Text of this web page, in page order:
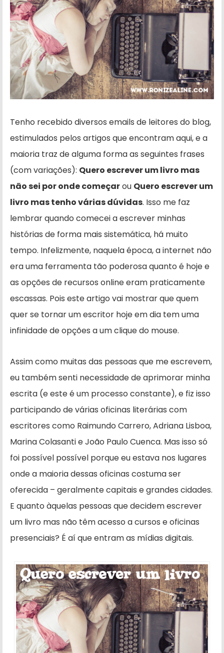
Tenho recebido diversos emails de leitores do blog,
estimulados pelos artigos que encontram aqui, e a
maioria traz de alguma forma as seguintes frases
(com variações): Quero escrever um livro mas
não sei por onde começarou Quero escrever um
livro mas tenho várias dúvidas. Isso me faz
lembrar quando comecei a escrever minhas
histórias de forma mais sistemática, há muito
tempo. Infelizmente, naquela época, a internet não
era uma ferramenta tão poderosa quanto é hoje e
as opções de recursos online eram praticamente
escassas. Pois este artigo vai mostrar que quem
quer se tornar um escritor hoje em dia tem uma
infinidade de opções a um clique do mouse.
Assim como muitas das pessoas que me escrevem,
eu também senti necessidade de aprimorar minha
escrita (e este é um processo constante), e fiz isso
participando de várias oficinas literárias com
escritores como Raimundo Carrero, Adriana Lisboa,
Marina Colasanti e João Paulo Cuenca. Mas isso só
foi possível possível porque eu estava nos lugares
onde a maioria dessas oficinas costuma ser
oferecida – geralmente capitais e grandes cidades.
E quanto àquelas pessoas que decidem escrever
um livro mas não têm acesso a cursos e oficinas
presenciais? É aí que entram as mídias digitais.